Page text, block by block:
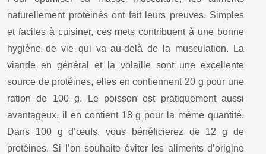
naturellement protéinés ont fait leurs preuves. Simples
et faciles à cuisiner, ces mets contribuent à une bonne
hygiène de vie qui va au-delà de la musculation. La
viande en général et la volaille sont une excellente
source de protéines, elles en contiennent 20 g pour une
ration de 100 g. Le poisson est pratiquement aussi
avantageux, il en contient 18 g pour la même quantité.
Dans 100 g d’œufs, vous bénéficierez de 12 g de
protéines. Si l’on souhaite éviter les aliments d’origine